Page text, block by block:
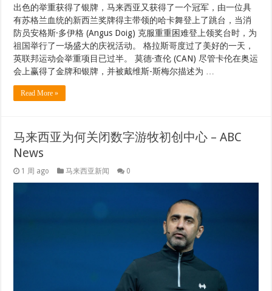
出色的举重获得了银牌，马来西亚又获得了一个冠军，由一位具
有苏格兰血统的新西兰奖牌得主带领的哈卡舞登上了跳台，当消
防员安格斯·多伊格 (Angus Doig) 克服重重困难登上领奖台时，为
祖国举行了一场盛大的庆祝活动。 格拉斯哥度过了美好的一天，
英联邦运动会举重项目已过半。 莫德·查伦 (CAN) 尽管卡伦在奥运
会上赢得了金牌和银牌，并被戴维斯-斯梅尔描述为 …
Read More »
马来西亚为何关闭数字游牧初创中心 – ABC
News
1 周 ago 马来西亚新闻 0